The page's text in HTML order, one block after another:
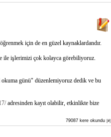
için de en güzel kaynaklardandır.
ile işlerimizi çok kolayca görebiliyoruz.
günü" düzenlemiyoruz dedik ve bu
adresinden kayıt olabilir, etkinlikte bize
79087 kere okundu [#]